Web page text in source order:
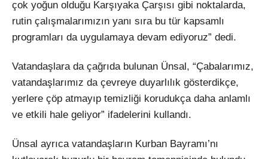
çok yoğun olduğu Karşıyaka Çarşısı gibi noktalarda,
rutin çalışmalarımızın yanı sıra bu tür kapsamlı
programları da uygulamaya devam ediyoruz” dedi.
Vatandaşlara da çağrıda bulunan Ünsal, “Çabalarımız,
vatandaşlarımız da çevreye duyarlılık gösterdikçe,
yerlere çöp atmayıp temizliği korudukça daha anlamlı
ve etkili hale geliyor” ifadelerini kullandı.
Ünsal ayrıca vatandaşların Kurban Bayramı’nı